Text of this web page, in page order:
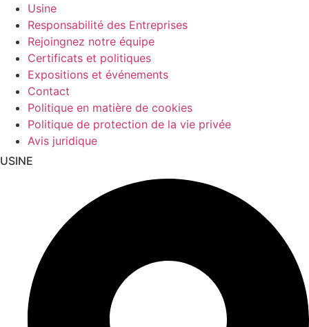
Usine
Responsabilité des Entreprises
Rejoingnez notre équipe
Certificats et politiques
Expositions et événements
Contact
Politique en matière de cookies
Politique de protection de la vie privée
Avis juridique
USINE